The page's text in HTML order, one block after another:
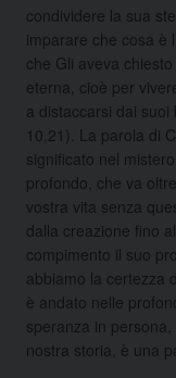
condividere la sua
imparare che cosa è
che Gli aveva
eterna, cioè per
a distaccarsi dai suoi
10,21). La parola di
significato nel
profondo, che va
vostra vita senza
dalla creazione fino
compimento il suo
abbiamo la certezza
è andato nelle
speranza in
nostra storia, è una